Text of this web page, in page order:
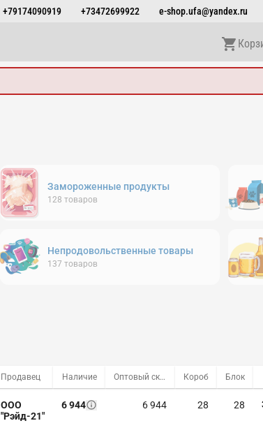
+79174090919 +73472699922 e-shop.ufa@yandex.ru
Замороженные продукты
128 товаров
Непродовольственные товары
137 товаров
Продавец Наличие Оптовый склад Короб Блок
ООО
"Рэйд-21"
6 944 6 944 28 28